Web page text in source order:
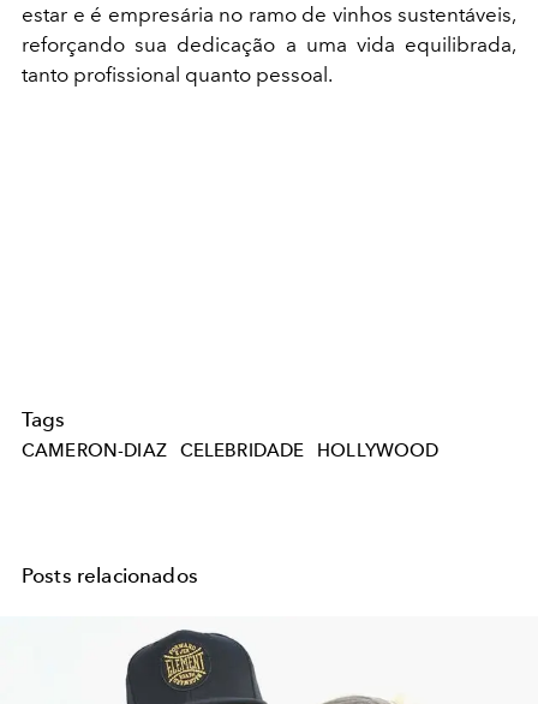
estar e é empresária no ramo de vinhos sustentáveis,
reforçando sua dedicação a uma vida equilibrada,
tanto profissional quanto pessoal.
Tags
CAMERON-DIAZ CELEBRIDADE HOLLYWOOD
Posts relacionados